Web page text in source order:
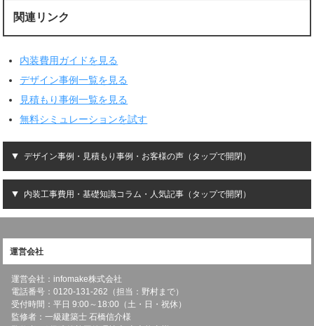
関連リンク
内装費用ガイドを見る
デザイン事例一覧を見る
見積もり事例一覧を見る
無料シミュレーションを試す
デザイン事例・見積もり事例・お客様の声（タップで開閉）
内装工事費用・基礎知識コラム・人気記事（タップで開閉）
運営会社
運営会社：infomake株式会社
電話番号：0120-131-262（担当：野村まで）
受付時間：平日 9:00～18:00（土・日・祝休）
監修者：一級建築士 石橋信介様